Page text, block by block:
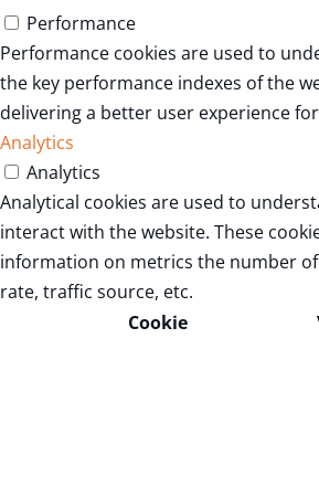
Performance
Performance cookies are used to
the key performance indexes of the
delivering a better user experience
Analytics
Analytics
Analytical cookies are used to
interact with the website. These
information on metrics the number
rate, traffic source, etc.
Cookie